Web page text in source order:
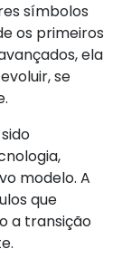
símbolos
os primeiros
ela
se
modelo. A
que
a transição